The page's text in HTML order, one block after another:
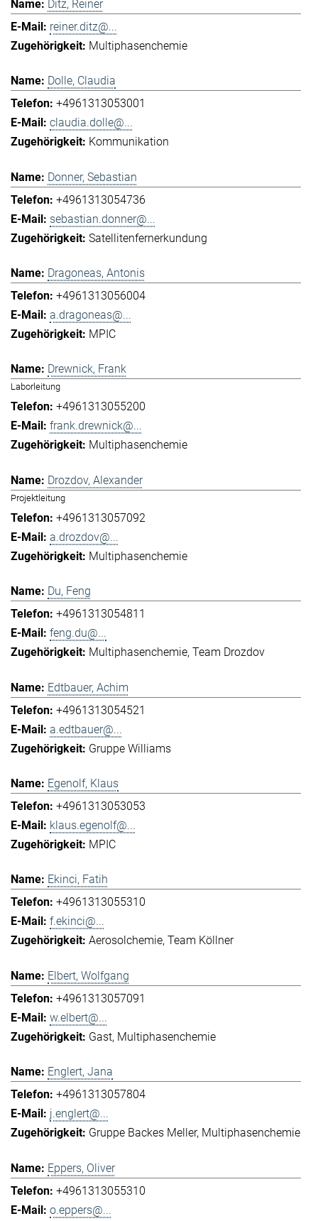
Ditz, Reiner
reiner.ditz@...
Multiphasenchemie
Dolle, Claudia
+4961313053001
claudia.dolle@...
Kommunikation
Donner, Sebastian
+4961313054736
sebastian.donner@...
Satellitenfernerkundung
Dragoneas, Antonis
+4961313056004
a.dragoneas@...
MPIC
Drewnick, Frank
Laborleitung
+4961313055200
frank.drewnick@...
Multiphasenchemie
Drozdov, Alexander
Projektleitung
+4961313057092
a.drozdov@...
Multiphasenchemie
Du, Feng
+4961313054811
feng.du@...
Multiphasenchemie Team Drozdov
Edtbauer, Achim
+4961313054521
a.edtbauer@...
Gruppe Williams
Egenolf, Klaus
+4961313053053
klaus.egenolf@...
MPIC
Ekinci, Fatih
+4961313055310
f.ekinci@...
Aerosolchemie Team Köllner
Elbert, Wolfgang
+4961313057091
w.elbert@...
Gast Multiphasenchemie
Englert, Jana
+4961313057804
j.englert@...
Gruppe Backes Meller Multiphasenchemie
Eppers, Oliver
+4961313055310
o.eppers@...